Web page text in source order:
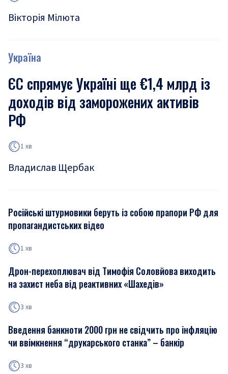
Вікторія Мілюта
Україна
ЄС спрямує Україні ще €1,4 млрд із
доходів від заморожених активів
РФ
1 хв
Владислав Щербак
Російські штурмовики беруть із собою прапори РФ для
пропагандистських відео
1 хв
Дрон-перехоплювач від Тимофія Соловйова виходить
на захист неба від реактивних «Шахедів»
3 хв
Введення банкноти 2000 грн не свідчить про інфляцію
чи ввімкнення “друкарського станка” – банкір
3 хв